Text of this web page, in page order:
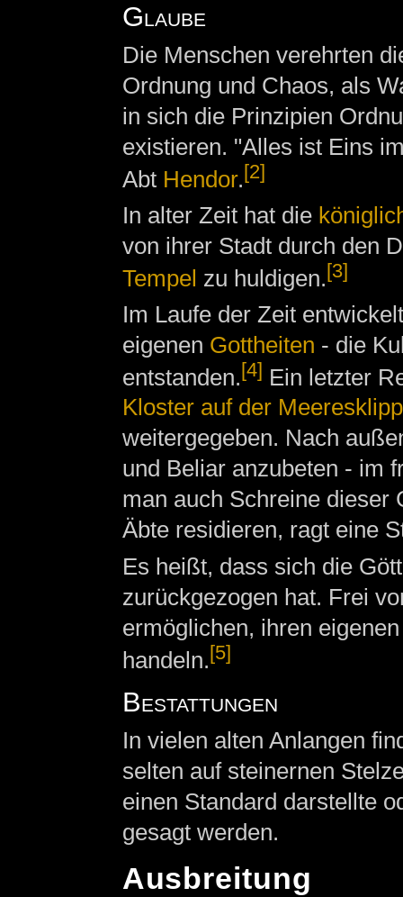
Glaube
Die Menschen verehrten
Ordnung und Chaos, als
in sich die Prinzipien
existieren. "Alles ist Eins
Abt Hendor.[2]
In alter Zeit hat die
von ihrer Stadt durch den
Tempel zu huldigen.[3]
Im Laufe der Zeit
eigenen Gottheiten - die
entstanden.[4] Ein letzter
Kloster auf der
weitergegeben. Nach
und Beliar anzubeten - im
man auch Schreine dieser
Äbte residieren, ragt eine
Es heißt, dass sich die
zurückgezogen hat. Frei
ermöglichen, ihren
handeln.[5]
Bestattungen
In vielen alten Anlangen
selten auf steinernen
einen Standard darstellte
gesagt werden.
Ausbreitung